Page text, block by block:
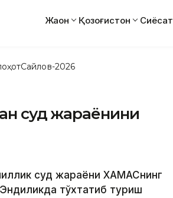
Жаҳон Қозоғистон Сиёсат
Сайлов-2026
суд жараёнини
суд жараёни ХАМАСнинг
тўхтатиб туриш